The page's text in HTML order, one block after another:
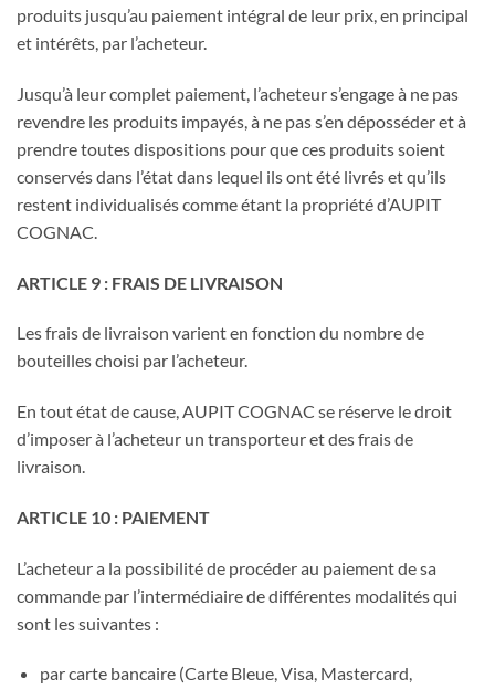
produits jusqu’au paiement intégral de leur prix, en principal
et intérêts, par l’acheteur.
Jusqu’à leur complet paiement, l’acheteur s’engage à ne pas
revendre les produits impayés, à ne pas s’en déposséder et à
prendre toutes dispositions pour que ces produits soient
conservés dans l’état dans lequel ils ont été livrés et qu’ils
restent individualisés comme étant la propriété d’AUPIT
COGNAC.
ARTICLE 9 : FRAIS DE LIVRAISON
Les frais de livraison varient en fonction du nombre de
bouteilles choisi par l’acheteur.
En tout état de cause, AUPIT COGNAC se réserve le droit
d’imposer à l’acheteur un transporteur et des frais de
livraison.
ARTICLE 10 : PAIEMENT
L’acheteur a la possibilité de procéder au paiement de sa
commande par l’intermédiaire de différentes modalités qui
sont les suivantes :
par carte bancaire (Carte Bleue, Visa, Mastercard,